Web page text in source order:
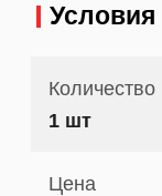
Условия
Количество
1 шт
Цена